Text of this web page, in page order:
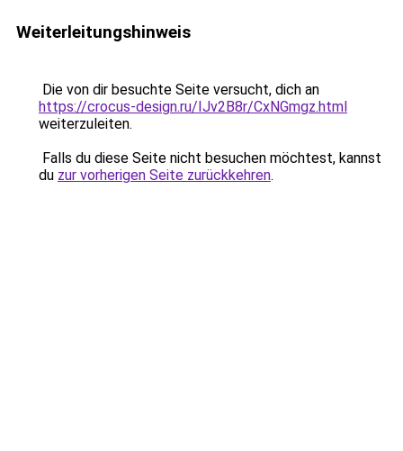
Weiterleitungshinweis
Die von dir besuchte Seite versucht, dich an
https://crocus-design.ru/IJv2B8r/CxNGmgz.html
weiterzuleiten.
Falls du diese Seite nicht besuchen möchtest, kannst
du zur vorherigen Seite zurückkehren.